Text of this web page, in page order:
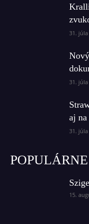
31.
31.
aj
31.
POPULÁRNE
15.